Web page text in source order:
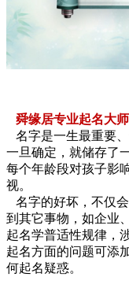
舜缘居专业起名大
名字是一生最重要
一旦确定，就储存了
每个年龄段对孩子影
视。
名字的好坏，不仅
到其它事物，如企业
起名学普适性规律，
起名方面的问题可添
何起名疑惑。